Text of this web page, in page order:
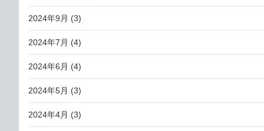
2024年9月 (3)
2024年7月 (4)
2024年6月 (4)
2024年5月 (3)
2024年4月 (3)